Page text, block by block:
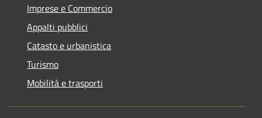
Imprese e Commercio
Appalti pubblici
Catasto e urbanistica
Turismo
Mobilità e trasporti